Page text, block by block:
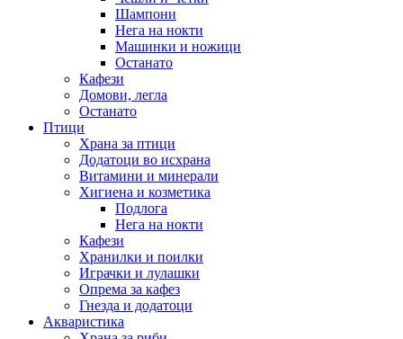
Шампони
Нега на нокти
Машинки и ножици
Останато
Кафези
Домови, легла
Останато
Птици
Храна за птици
Додатоци во исхрана
Витамини и минерали
Хигиена и козметика
Подлога
Нега на нокти
Кафези
Хранилки и поилки
Играчки и лулашки
Опрема за кафез
Гнезда и додатоци
Акваристика